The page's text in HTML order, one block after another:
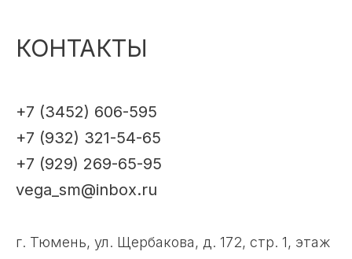
КОНТАКТЫ
+7 (3452) 606-595
+7 (932) 321-54-65
+7 (929) 269-65-95
vega_sm@inbox.ru
г. Тюмень, ул. Щербакова, д. 172, стр. 1, этаж